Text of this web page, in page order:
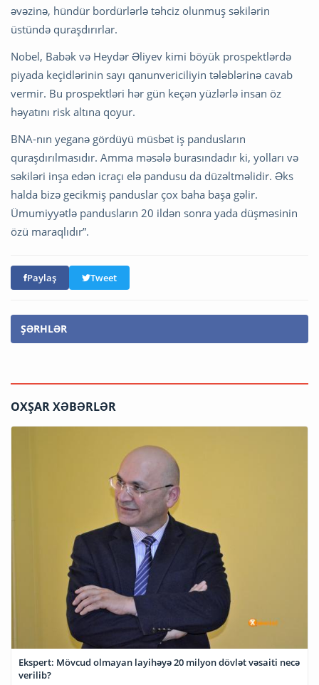
əvəzinə, hündür bordürlərlə təhciz olunmuş səkilərin
üstündə quraşdırırlar.
Nobel, Babək və Heydər Əliyev kimi böyük prospektlərdə
piyada keçidlərinin sayı qanunvericiliyin tələblərinə cavab
vermir. Bu prospektləri hər gün keçən yüzlərlə insan öz
həyatını risk altına qoyur.
BNA-nın yeganə gördüyü müsbət iş pandusların
quraşdırılmasıdır. Amma məsələ burasındadır ki, yolları və
səkiləri inşa edən icraçı elə pandusu da düzəltməlidir. Əks
halda bizə gecikmiş panduslar çox baha başa gəlir.
Ümumiyyətlə pandusların 20 ildən sonra yada düşməsinin
özü maraqlıdır”.
Paylaş Tweet
ŞƏRHLƏR
OXŞAR XƏBƏRLƏR
Ekspert: Mövcud olmayan layihəyə 20 milyon dövlət vəsaiti necə
verilib?